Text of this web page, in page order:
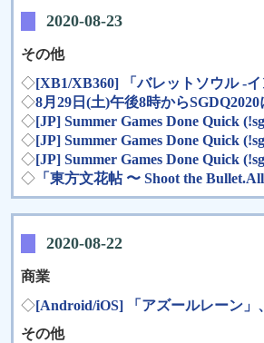
2020-08-23
その他
◇[XB1/XB360] 「バレットソウル -
◇8月29日(土)午後8時から
◇[JP] Summer Games Done Quick
◇[JP] Summer Games Done Quick
◇[JP] Summer Games Done Quick
◇ 「東方文花帖 〜 Shoot the
2020-08-22
商業
◇[Android/iOS] 「アズールレーン」
その他